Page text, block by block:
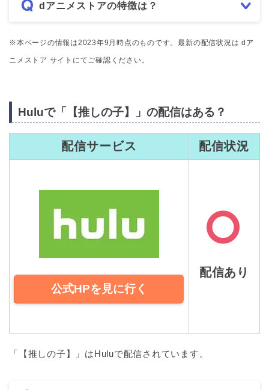
dアニメストアの特徴は？
※本ページの情報は2023年9月時点のものです。最新の配信状況は dア
ニメストア サイトにてご確認ください。
Huluで「【推しの子】」の配信はある？
配信サービス 配信状況
公式HPを見に行く
配信あり
「【推しの子】」はHuluで配信されています。